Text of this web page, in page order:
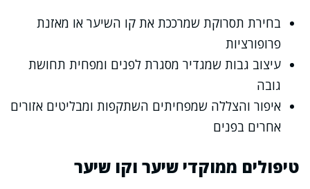
בחירת תסרוקת שמרככת את קו השיער או מאזנת
פרופורציות
עיצוב גבות שמגדיר מסגרת לפנים ומפחית תחושת
גובה
איפור והצללה שמפחיתים השתקפות ומבליטים אזורים
אחרים בפנים
טיפולים ממוקדי שיער וקו שיער